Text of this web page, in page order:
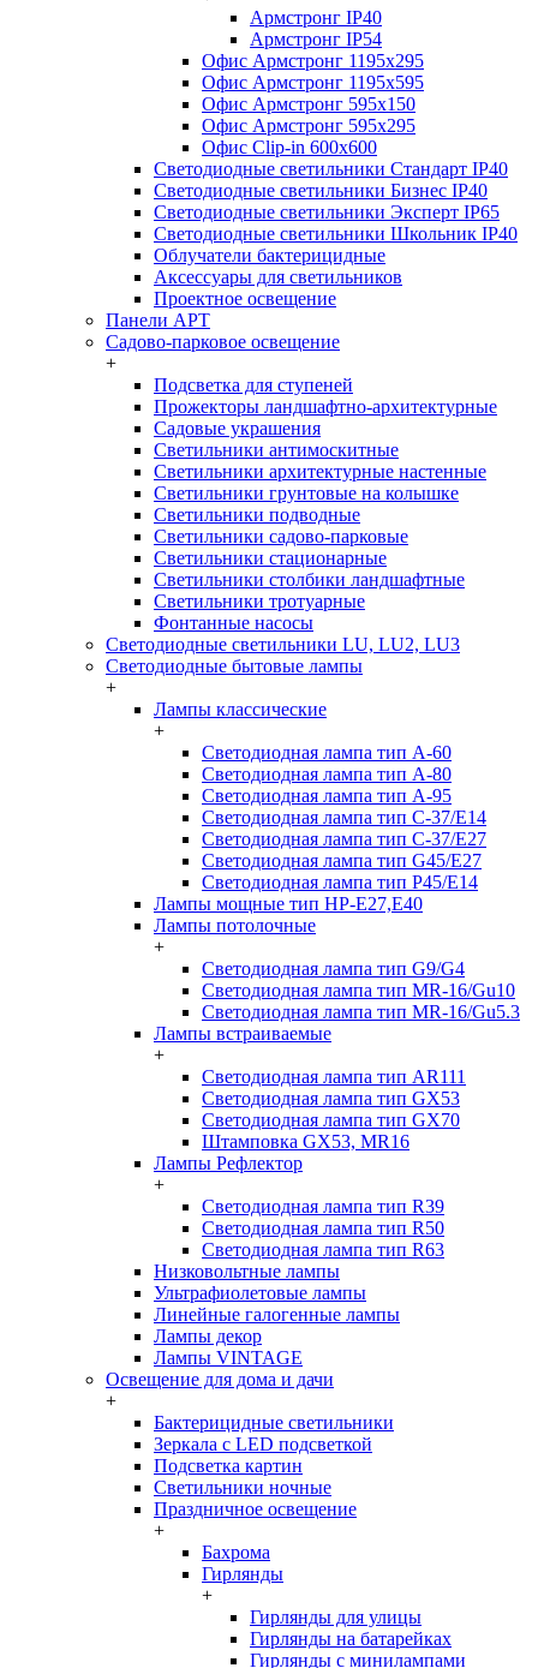
Армстронг IP40
Армстронг IP54
Офис Армстронг 1195x295
Офис Армстронг 1195x595
Офис Армстронг 595x150
Офис Армстронг 595x295
Офис Clip-in 600x600
Светодиодные светильники Стандарт IP40
Светодиодные светильники Бизнес IP40
Светодиодные светильники Эксперт IP65
Светодиодные светильники Школьник IP40
Облучатели бактерицидные
Аксессуары для светильников
Проектное освещение
Панели АРТ
Садово-парковое освещение
+
Подсветка для ступеней
Прожекторы ландшафтно-архитектурные
Садовые украшения
Светильники антимоскитные
Светильники архитектурные настенные
Светильники грунтовые на колышке
Светильники подводные
Светильники садово-парковые
Светильники стационарные
Светильники столбики ландшафтные
Светильники тротуарные
Фонтанные насосы
Светодиодные светильники LU, LU2, LU3
Светодиодные бытовые лампы
+
Лампы классические
+
Светодиодная лампа тип A-60
Светодиодная лампа тип A-80
Светодиодная лампа тип A-95
Светодиодная лампа тип C-37/Е14
Светодиодная лампа тип C-37/Е27
Светодиодная лампа тип G45/E27
Светодиодная лампа тип P45/E14
Лампы мощные тип HP-E27,E40
Лампы потолочные
+
Светодиодная лампа тип G9/G4
Светодиодная лампа тип MR-16/Gu10
Светодиодная лампа тип MR-16/Gu5.3
Лампы встраиваемые
+
Светодиодная лампа тип AR111
Светодиодная лампа тип GX53
Светодиодная лампа тип GX70
Штамповка GX53, MR16
Лампы Рефлектор
+
Светодиодная лампа тип R39
Светодиодная лампа тип R50
Светодиодная лампа тип R63
Низковольтные лампы
Ультрафиолетовые лампы
Линейные галогенные лампы
Лампы декор
Лампы VINTAGE
Освещение для дома и дачи
+
Бактерицидные светильники
Зеркала с LED подсветкой
Подсветка картин
Светильники ночные
Праздничное освещение
+
Бахрома
Гирлянды
+
Гирлянды для улицы
Гирлянды на батарейках
Гирлянды с минилампами